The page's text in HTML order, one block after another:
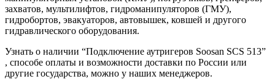
захватов, мультилифтов, гидроманипуляторов (ГМУ),
гидробортов, эвакуаторов, автовышек, ковшей и другого
гидравлического оборудования.
Узнать о наличии “Подключение аутригеров Soosan SCS 513”
, способе оплаты и возможности доставки по России или
другие государства, можно у наших менеджеров.